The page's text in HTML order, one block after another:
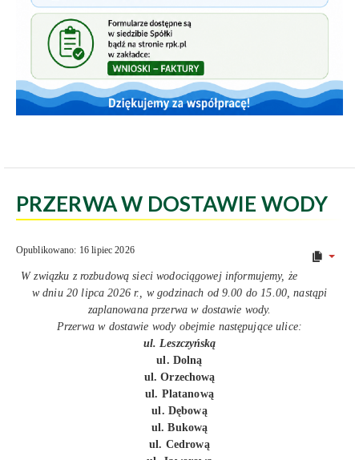
PRZERWA W DOSTAWIE WODY
Opublikowano: 16 lipiec 2026
W związku z rozbudową sieci wodociągowej informujemy, że
w dniu 20 lipca 2026 r., w godzinach od 9.00 do 15.00, nastąpi
zaplanowana przerwa w dostawie wody.
Przerwa w dostawie wody obejmie następujące ulice:
ul. Leszczyńską
ul. Dolną
ul. Orzechową
ul. Platanową
ul. Dębową
ul. Bukową
ul. Cedrową